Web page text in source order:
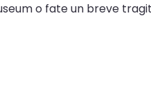
o fate un breve